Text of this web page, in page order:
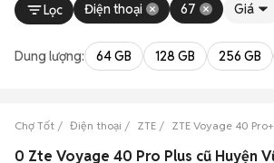
Lọc Điện thoại 67 Giá
Dung lượng: 64 GB 128 GB 256 GB
Chợ Tốt Điện thoại ZTE ZTE Voyage 40 Pro+